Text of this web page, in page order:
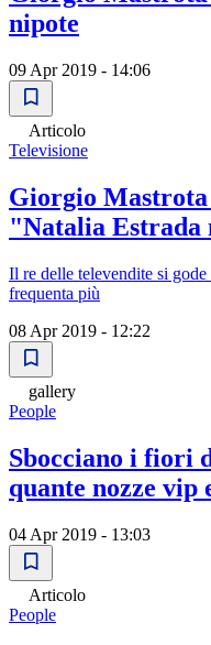
nipote
09 Apr 2019 - 14:06
Articolo
Televisione
Giorgio Mastrota
"Natalia Estrada
Il re delle televendite si
frequenta più
08 Apr 2019 - 12:22
gallery
People
Sbocciano i fiori
quante nozze vip
04 Apr 2019 - 13:03
Articolo
People